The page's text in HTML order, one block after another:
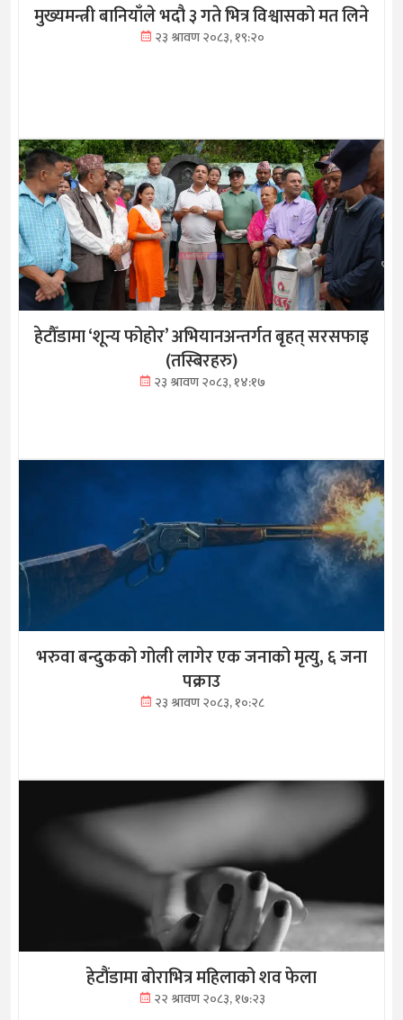
मुख्यमन्त्री बानियाँले भदौ ३ गते भित्र विश्वासको मत लिने
२३ श्रावण २०८३, १९:२०
हेटौँडामा ‘शून्य फोहोर’ अभियानअन्तर्गत बृहत् सरसफाइ
(तस्बिरहरु)
२३ श्रावण २०८३, १४:१७
भरुवा बन्दुकको गोली लागेर एक जनाको मृत्यु, ६ जना
पक्राउ
२३ श्रावण २०८३, १०:२८
हेटौंडामा बोराभित्र महिलाको शव फेला
२२ श्रावण २०८३, १७:२३